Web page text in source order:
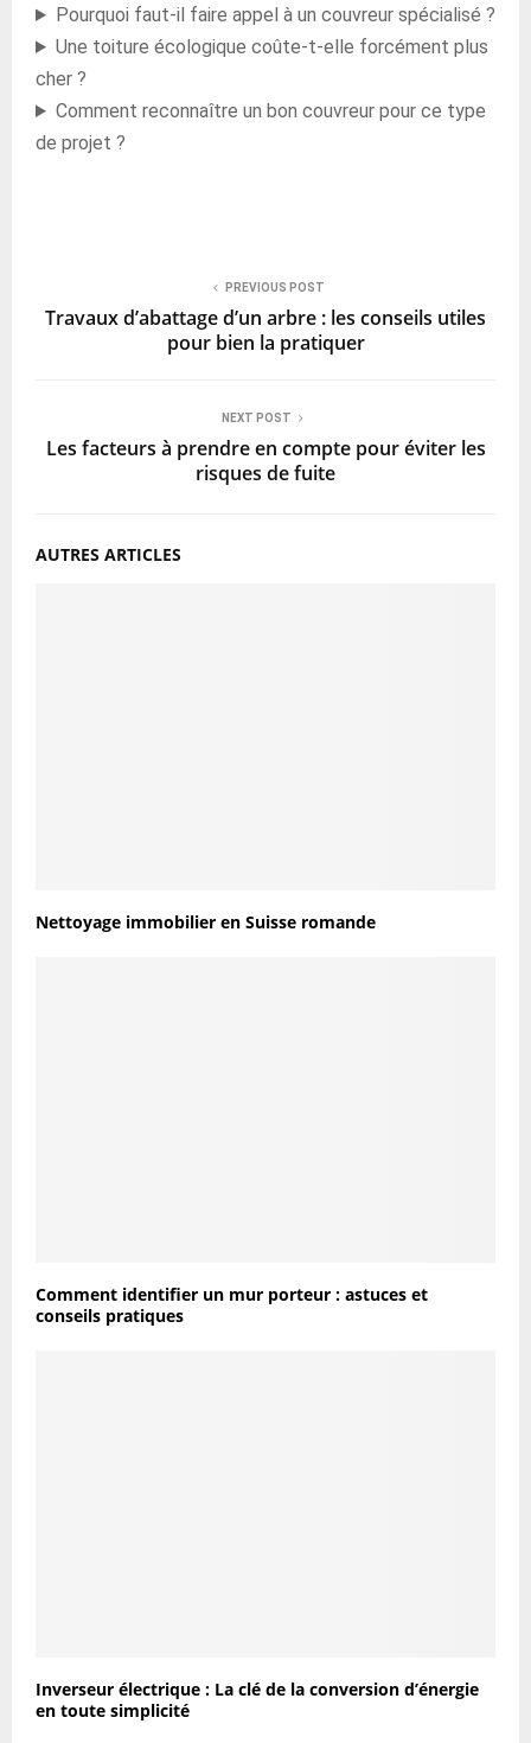
Pourquoi faut-il faire appel à un couvreur spécialisé ?
Une toiture écologique coûte-t-elle forcément plus
cher ?
Comment reconnaître un bon couvreur pour ce type
de projet ?
PREVIOUS POST
Travaux d’abattage d’un arbre : les conseils utiles
pour bien la pratiquer
NEXT POST
Les facteurs à prendre en compte pour éviter les
risques de fuite
AUTRES ARTICLES
Nettoyage immobilier en Suisse romande
Comment identifier un mur porteur : astuces et
conseils pratiques
Inverseur électrique : La clé de la conversion d’énergie
en toute simplicité